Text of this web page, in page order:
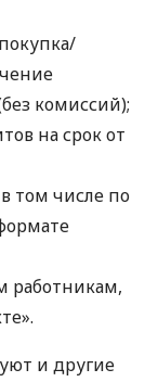
комиссий);
на срок от
том числе по
работникам,
и другие